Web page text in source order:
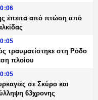
έπειτα από πτώση από
τραυματίστηκε στη Ρόδο
πλοίου
σε Σκύρο και
63χρονης